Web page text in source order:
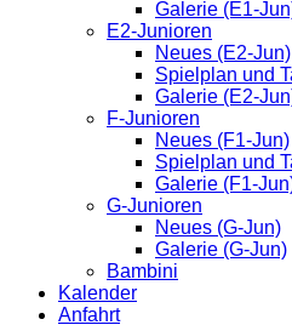
Galerie (E1-
E2-Junioren
Neues (E2-Jun)
Spielplan und
Galerie (E2-
F-Junioren
Neues (F1-Jun)
Spielplan und
Galerie (F1-
G-Junioren
Neues (G-Jun)
Galerie (G-Jun)
Bambini
Kalender
Anfahrt